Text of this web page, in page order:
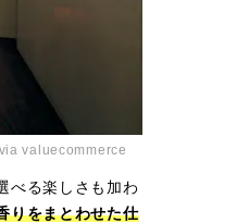
valuecommerce
べる楽しさも加わ
りをまとわせた仕